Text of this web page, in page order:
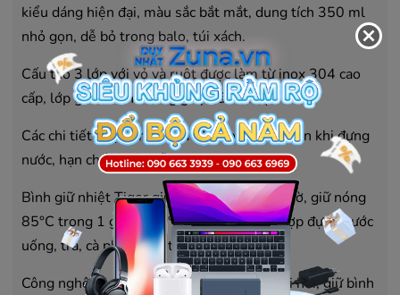
kiểu dáng hiện đại, màu sắc bắt mắt, dung tích 350 ml
nhỏ gọn, dễ bỏ trong balo, túi xách.
Cấu tạo 3 lớp với vỏ và ruột được làm từ inox 304 cao
cấp, lớp giữa chân không giúp cách nhiệt.
Các chi tiết phụ bằng nhựa PP cao cấp an toàn khi đựng
nước, hạn chế rỉ sét, dễ chùi rửa.
Bình giữ nhiệt Tiger giữ lạnh ở 9°C sau 6 giờ, giữ nóng
85°C trong 1 giờ và 63°C sau 6 giờ, phù hợp đựng nước
uống, trà, cà phê, nước trái cây,…
Công nghệ Blasting chống bám bẩn và mùi hôi, giữ bình